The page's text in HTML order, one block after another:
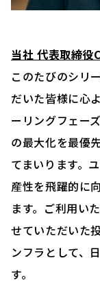
当社 代表取締
このたびのシリ
だいた皆様に心
ーリングフェー
の最大化を最優
てまいります。
産性を飛躍的に
ます。ご利用い
せていただいた
ンフラとして、
す。